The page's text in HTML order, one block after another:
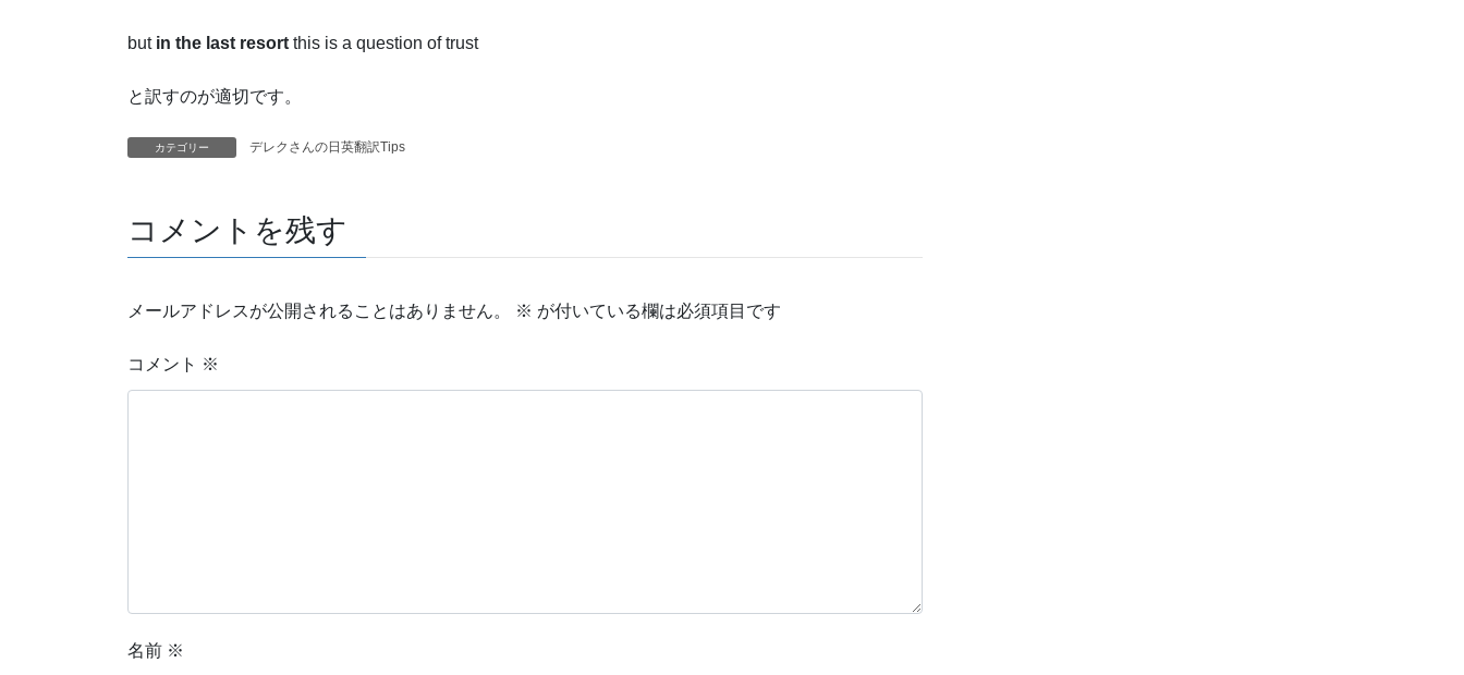
but in the last resort this is a question of trust
と訳すのが適切です。
カテゴリー デレクさんの日英翻訳Tips
コメントを残す
メールアドレスが公開されることはありません。 ※ が付いている欄は必須項目です
コメント ※
名前 ※